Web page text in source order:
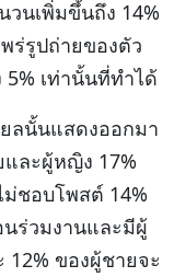
นเพิ่มขึ้นถึง 14%
ร่รูปถ่ายของตัว
5% เท่านั้นที่ทำได้
ลนั้นแสดงออกมา
และผู้หญิง 17%
ม่ชอบโพสต์ 14%
นร่วมงานและมีผู้
12% ของผู้ชายจะ